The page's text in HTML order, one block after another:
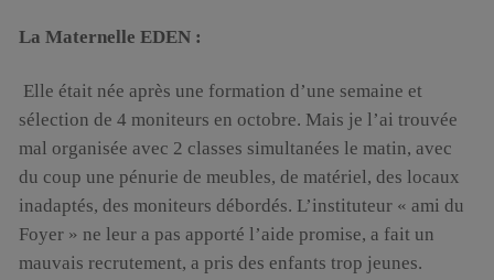
La Maternelle EDEN :
Elle était née après une formation d’une semaine et
sélection de 4 moniteurs en octobre. Mais je l’ai trouvée
mal organisée avec 2 classes simultanées le matin, avec
du coup une pénurie de meubles, de matériel, des locaux
inadaptés, des moniteurs débordés. L’instituteur « ami du
Foyer » ne leur a pas apporté l’aide promise, a fait un
mauvais recrutement, a pris des enfants trop jeunes.